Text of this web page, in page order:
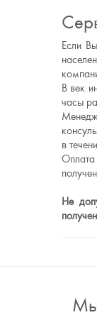
Если
В век
часы
в
Не